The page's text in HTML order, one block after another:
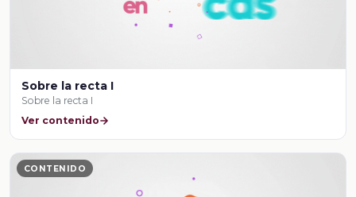
Sobre la recta I
Sobre la recta I
Ver contenido
CONTENIDO